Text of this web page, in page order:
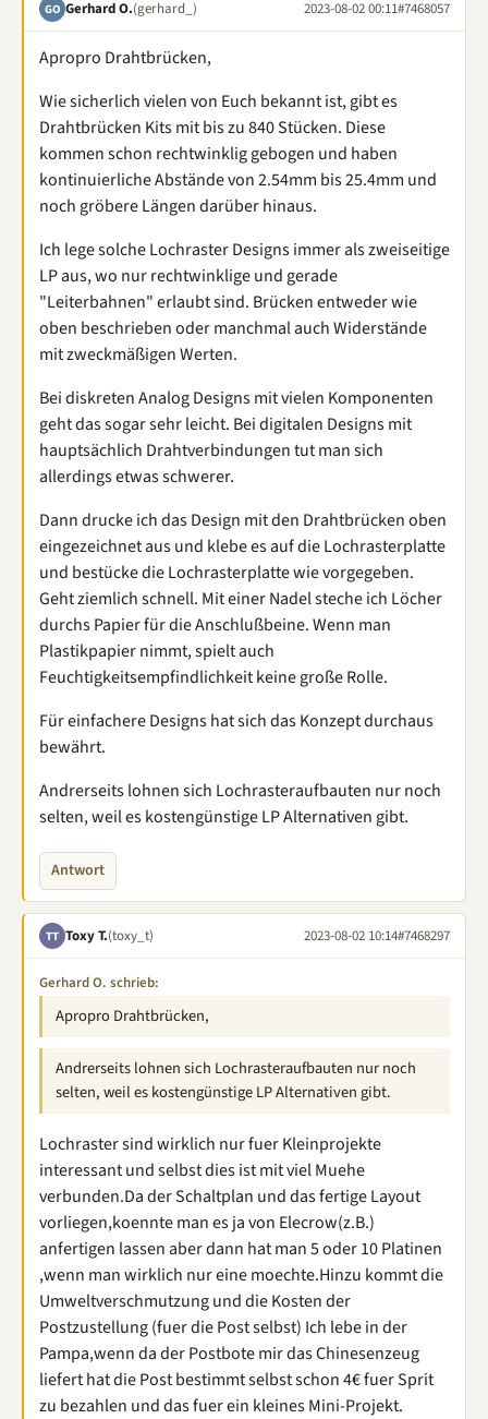
GO Gerhard O.(gerhard_) 2023-08-02 00:11#7468057
Apropro Drahtbrücken,
Wie sicherlich vielen von Euch bekannt ist, gibt es
Drahtbrücken Kits mit bis zu 840 Stücken. Diese
kommen schon rechtwinklig gebogen und haben
kontinuierliche Abstände von 2.54mm bis 25.4mm und
noch gröbere Längen darüber hinaus.
Ich lege solche Lochraster Designs immer als zweiseitige
LP aus, wo nur rechtwinklige und gerade
"Leiterbahnen" erlaubt sind. Brücken entweder wie
oben beschrieben oder manchmal auch Widerstände
mit zweckmäßigen Werten.
Bei diskreten Analog Designs mit vielen Komponenten
geht das sogar sehr leicht. Bei digitalen Designs mit
hauptsächlich Drahtverbindungen tut man sich
allerdings etwas schwerer.
Dann drucke ich das Design mit den Drahtbrücken oben
eingezeichnet aus und klebe es auf die Lochrasterplatte
und bestücke die Lochrasterplatte wie vorgegeben.
Geht ziemlich schnell. Mit einer Nadel steche ich Löcher
durchs Papier für die Anschlußbeine. Wenn man
Plastikpapier nimmt, spielt auch
Feuchtigkeitsempfindlichkeit keine große Rolle.
Für einfachere Designs hat sich das Konzept durchaus
bewährt.
Andrerseits lohnen sich Lochrasteraufbauten nur noch
selten, weil es kostengünstige LP Alternativen gibt.
Antwort
TT Toxy T.(toxy_t) 2023-08-02 10:14#7468297
Gerhard O. schrieb:
Apropro Drahtbrücken,
Andrerseits lohnen sich Lochrasteraufbauten nur noch
selten, weil es kostengünstige LP Alternativen gibt.
Lochraster sind wirklich nur fuer Kleinprojekte
interessant und selbst dies ist mit viel Muehe
verbunden.Da der Schaltplan und das fertige Layout
vorliegen,koennte man es ja von Elecrow(z.B.)
anfertigen lassen aber dann hat man 5 oder 10 Platinen
,wenn man wirklich nur eine moechte.Hinzu kommt die
Umweltverschmutzung und die Kosten der
Postzustellung (fuer die Post selbst) Ich lebe in der
Pampa,wenn da der Postbote mir das Chinesenzeug
liefert hat die Post bestimmt selbst schon 4€ fuer Sprit
zu bezahlen und das fuer ein kleines Mini-Projekt.